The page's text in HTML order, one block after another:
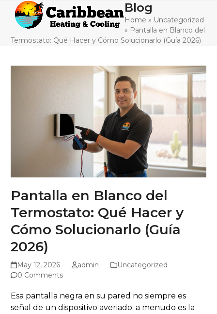
content
Open
mobile
menu
Close
mobile
menu
Blog
Home » Uncategorized
» Pantalla en Blanco del
Termostato: Qué Hacer y Cómo Solucionarlo (Guía 2026)
Pantalla en Blanco del
Termostato: Qué Hacer y
Cómo Solucionarlo (Guía
2026)
May 12, 2026 admin
Uncategorized
0 Comments
Esa pantalla negra en su pared no siempre es
señal de un dispositivo averiado; a menudo es la